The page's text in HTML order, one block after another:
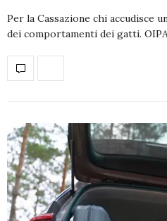
Per la Cassazione chi accudisce
dei comportamenti dei gatti.